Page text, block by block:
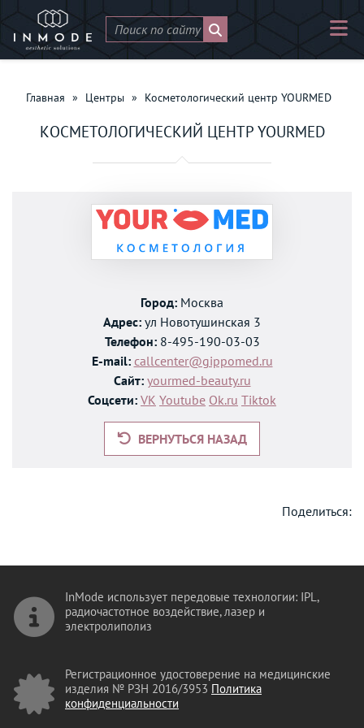
Главная » Центры » Косметологический центр YOURMED
КОСМЕТОЛОГИЧЕСКИЙ ЦЕНТР YOURMED
Город: Москва
Адрес: ул Новотушинская 3
Телефон:8-495-190-03-03
E-mail: callcenter@gippomed.ru
Сайт: yourmed-beauty.ru
Соцсети: VK Youtube Ok.ru Tiktok
ВЕРНУТЬСЯ НАЗАД
Поделиться:
InMode использует передовые технологии: IPL,
радиочастотное воздействие, лазер и
электролиполиз
Регистрационное удостоверение на медицинские
изделия № РЗН 2016/3953 Политика
конфиденциальности